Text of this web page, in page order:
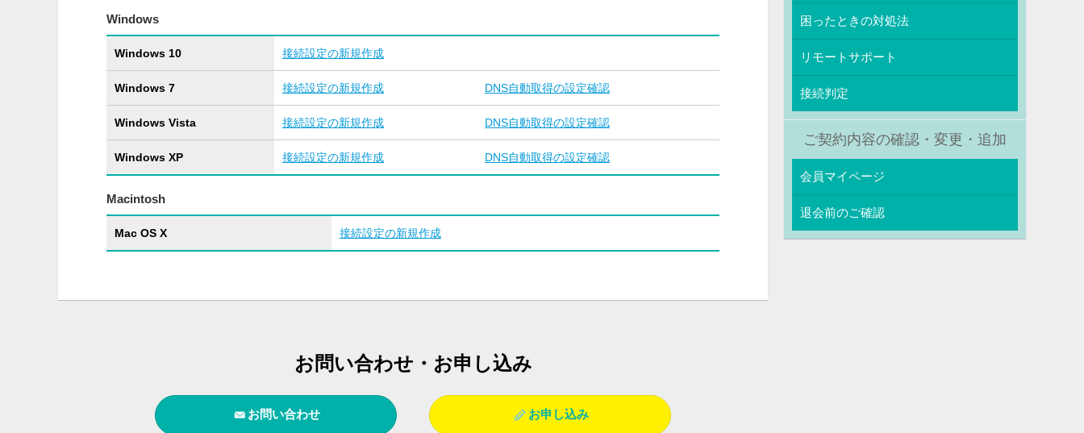
Windows
Windows 10 接続設定の新規作成
Windows 7 接続設定の新規作成 DNS自動取得の設定確認
Windows Vista 接続設定の新規作成 DNS自動取得の設定確認
Windows XP 接続設定の新規作成 DNS自動取得の設定確認
Macintosh
Mac OS X 接続設定の新規作成
お問い合わせ・お申し込み
お問い合わせ お申し込み
困ったときの対処法
リモートサポート
接続判定
ご契約内容の確認・変更・追加
会員マイページ
退会前のご確認